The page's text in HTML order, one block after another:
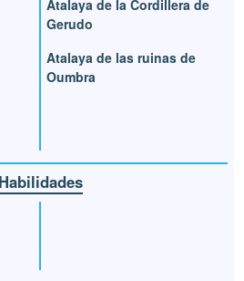
Atalaya de la Cordillera de
Gerudo
Atalaya de las ruinas de
Oumbra
Habilidades